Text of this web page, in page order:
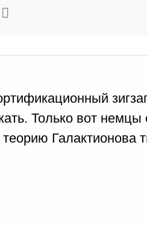
Только вот
Галактионова